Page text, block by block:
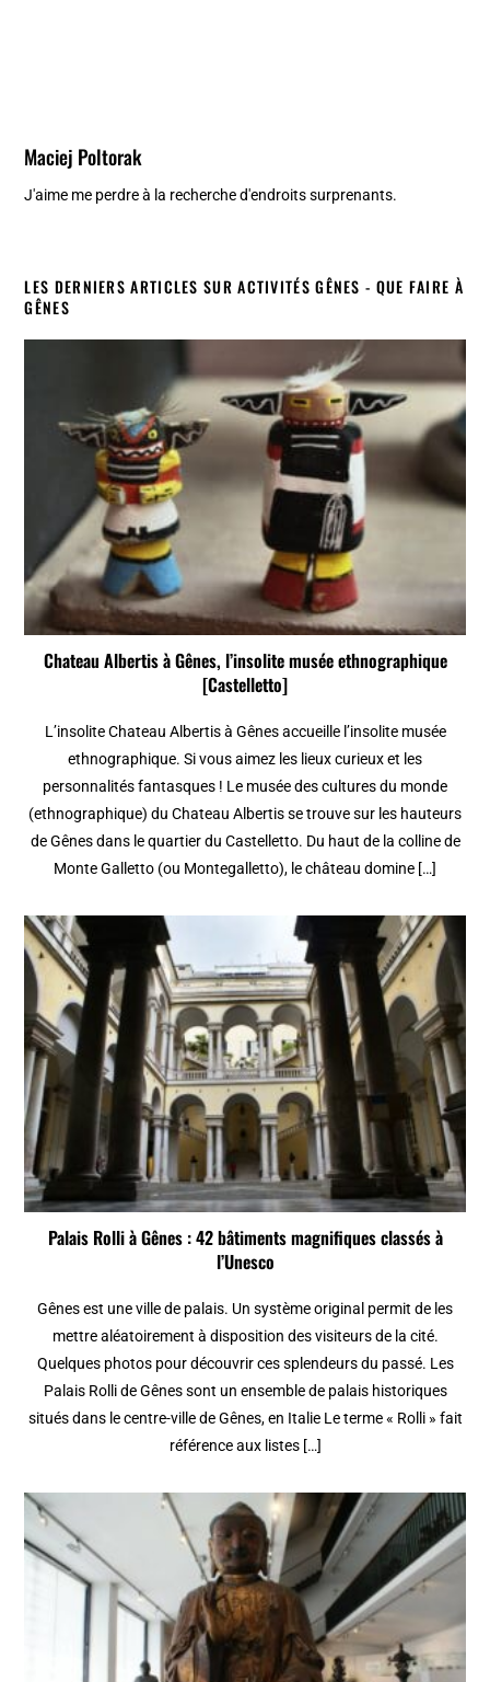
Maciej Poltorak
J'aime me perdre à la recherche d'endroits surprenants.
LES DERNIERS ARTICLES SUR ACTIVITÉS GÊNES - QUE FAIRE À
GÊNES
Chateau Albertis à Gênes, l’insolite musée ethnographique
[Castelletto]
L’insolite Chateau Albertis à Gênes accueille l’insolite musée
ethnographique. Si vous aimez les lieux curieux et les
personnalités fantasques ! Le musée des cultures du monde
(ethnographique) du Chateau Albertis se trouve sur les hauteurs
de Gênes dans le quartier du Castelletto. Du haut de la colline de
Monte Galletto (ou Montegalletto), le château domine […]
Palais Rolli à Gênes : 42 bâtiments magnifiques classés à
l’Unesco
Gênes est une ville de palais. Un système original permit de les
mettre aléatoirement à disposition des visiteurs de la cité.
Quelques photos pour découvrir ces splendeurs du passé. Les
Palais Rolli de Gênes sont un ensemble de palais historiques
situés dans le centre-ville de Gênes, en Italie Le terme « Rolli » fait
référence aux listes […]